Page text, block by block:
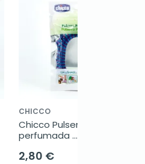
CHICCO
Chicco Pulsera
perfumada
2,80 €